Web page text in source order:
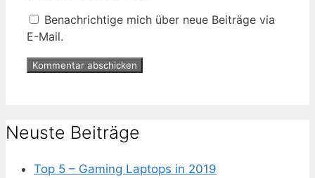
Benachrichtige mich über neue Beiträge via
E-Mail.
Neuste Beiträge
Top 5 – Gaming Laptops in 2019